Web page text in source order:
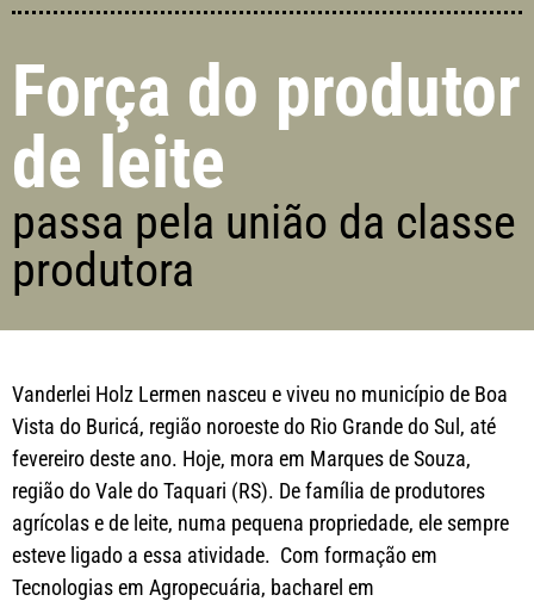
Força do produtor
de leite
passa pela união da classe
produtora
Vanderlei Holz Lermen nasceu e viveu no município de Boa
Vista do Buricá, região noroeste do Rio Grande do Sul, até
fevereiro deste ano. Hoje, mora em Marques de Souza,
região do Vale do Taquari (RS). De família de produtores
agrícolas e de leite, numa pequena propriedade, ele sempre
esteve ligado a essa atividade. Com formação em
Tecnologias em Agropecuária, bacharel em